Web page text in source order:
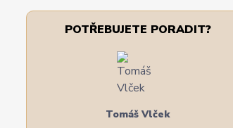
POTŘEBUJETE PORADIT?
Tomáš Vlček